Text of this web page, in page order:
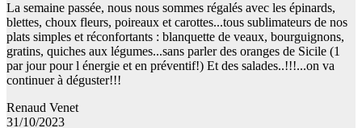
La semaine passée, nous nous sommes régalés avec les épinards,
blettes, choux fleurs, poireaux et carottes...tous sublimateurs de nos
plats simples et réconfortants : blanquette de veaux, bourguignons,
gratins, quiches aux légumes...sans parler des oranges de Sicile (1
par jour pour l énergie et en préventif!) Et des salades..!!!...on va
continuer à déguster!!!
Renaud Venet
31/10/2023